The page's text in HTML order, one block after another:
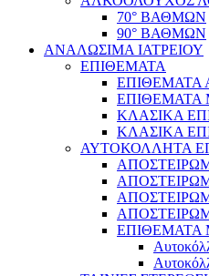
70° ΒΑΘΜΩΝ
90° ΒΑΘΜΩΝ
ΑΝΑΛΩΣΙΜΑ ΙΑΤΡΕΙΟΥ
ΕΠΙΘΕΜΑΤΑ
ΕΠΙΘΕΜΑΤΑ
ΕΠΙΘΕΜΑΤΑ
ΚΛΑΣΙΚΑ
ΚΛΑΣΙΚΑ
ΑΥΤΟΚΟΛΛΗΤΑ
ΕΠΙΘΕΜΑΤΑ